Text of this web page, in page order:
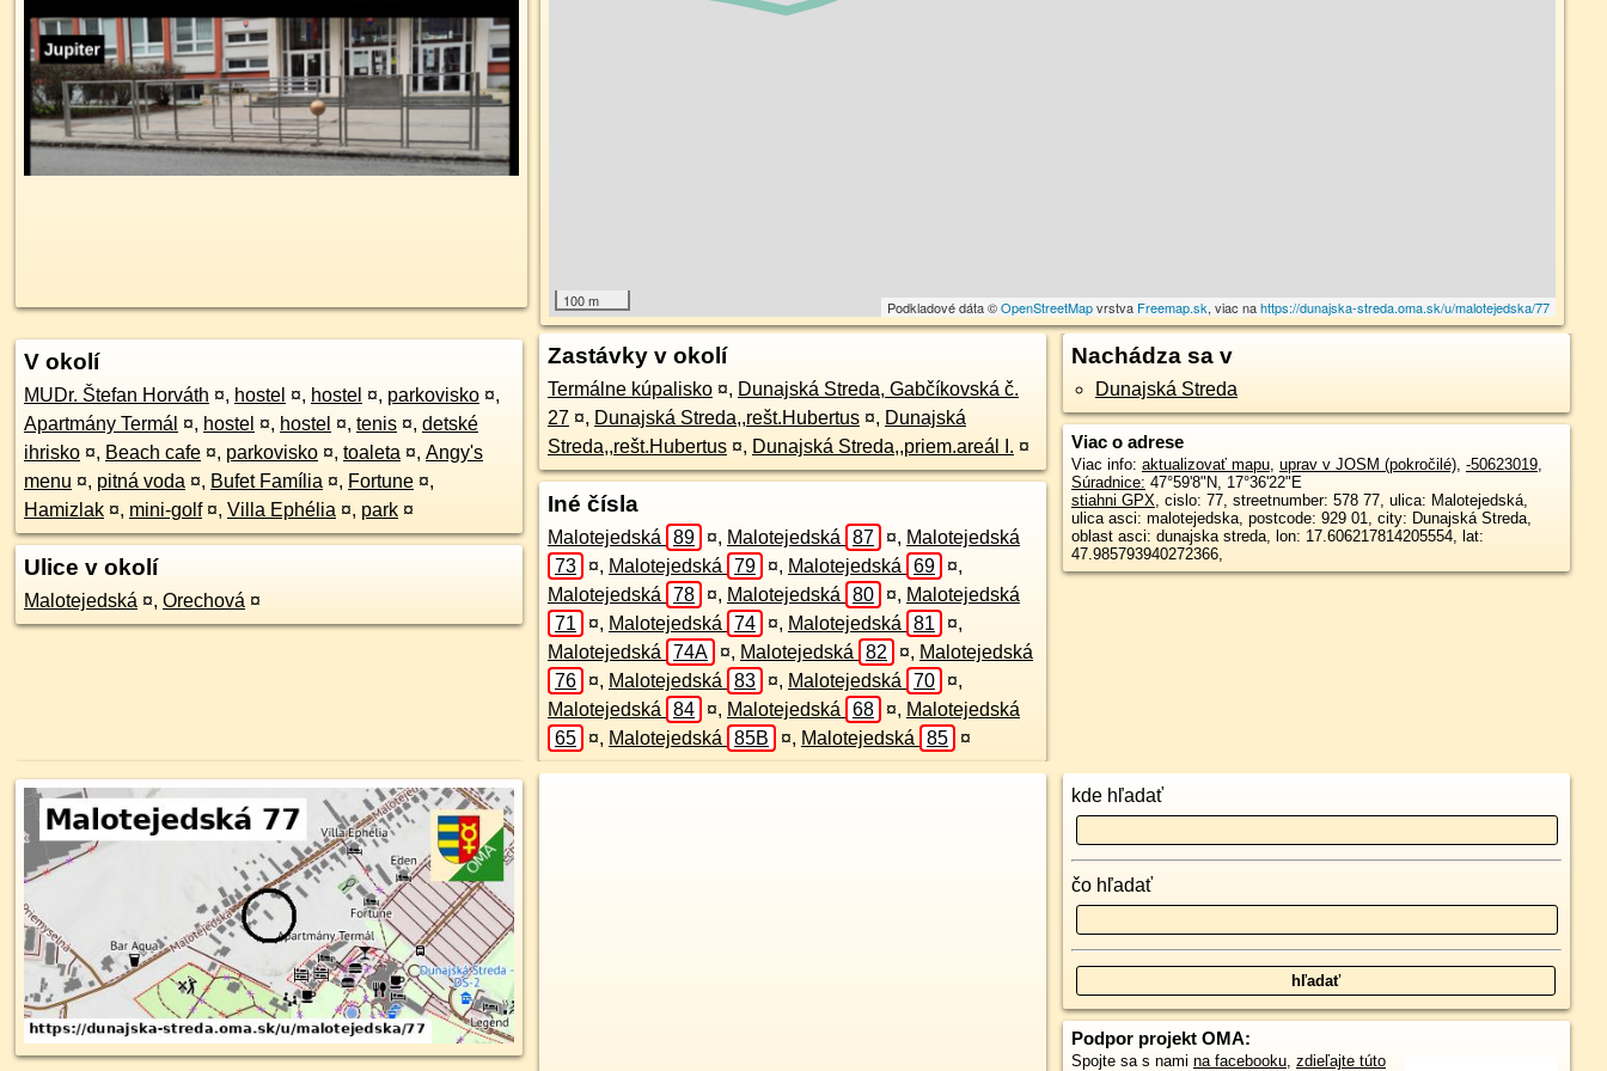
100 m Podkladové dáta ©OpenStreetMapvrstva Freemap.sk, viac nahttps://dunajska-streda.oma.sk/u/malotejedska/77
V okolí
MUDr. Štefan Horváth ¤, hostel ¤, hostel ¤, parkovisko ¤,
Apartmány Termál ¤, hostel ¤, hostel ¤, tenis ¤, detské
ihrisko ¤, Beach cafe ¤, parkovisko ¤, toaleta ¤, Angy's
menu ¤, pitná voda ¤, Bufet Família ¤, Fortune ¤,
Hamizlak ¤, mini-golf ¤, Villa Ephélia ¤, park ¤
Ulice v okolí
Malotejedská ¤, Orechová ¤
Zastávky v okolí
Termálne kúpalisko ¤, Dunajská Streda, Gabčíkovská č.
27 ¤, Dunajská Streda,,rešt.Hubertus ¤, Dunajská
Streda,,rešt.Hubertus ¤, Dunajská Streda,,priem.areál I. ¤
Iné čísla
Malotejedská 89 ¤, Malotejedská 87 ¤, Malotejedská
73
¤, Malotejedská 79 ¤, Malotejedská 69 ¤,
Malotejedská
78 ¤, Malotejedská 80 ¤, Malotejedská
71
¤, Malotejedská 74 ¤, Malotejedská 81 ¤,
Malotejedská
74A ¤, Malotejedská 82 ¤, Malotejedská
76
¤, Malotejedská 83 ¤, Malotejedská 70 ¤,
Malotejedská
84 ¤, Malotejedská 68 ¤, Malotejedská
65
¤, Malotejedská 85B ¤, Malotejedská 85 ¤
Nachádza sa v
Dunajská Streda
Viac o adrese
Viac info: aktualizovať mapu, uprav v JOSM (pokročilé), -50623019,
Súradnice: 47°59'8"N, 17°36'22"E
stiahni GPX, cislo: 77, streetnumber: 578 77, ulica: Malotejedská,
ulica asci: malotejedska, postcode: 929 01, city: Dunajská Streda,
oblast asci: dunajska streda, lon: 17.606217814205554, lat:
47.985793940272366,
kde hľadať
čo hľadať
Podpor projekt OMA:
Spojte sa s nami na facebooku, zdieľajte túto